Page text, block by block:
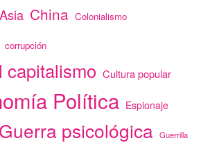
Asia China Colonialismo
corrupción
capitalismo Cultura popular
Política Espionaje
Guerra psicológica Guerrilla